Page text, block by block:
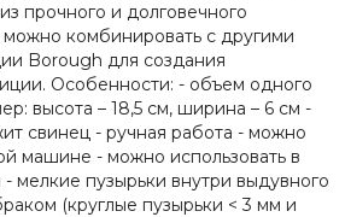
прочного и долговечного
можно комбинировать с другими
Borough для создания
Особенности: - объем одного
высота – 18,5 см, ширина – 6 см -
свинец - ручная работа - можно
машине - можно использовать в
мелкие пузырьки внутри выдувного
(круглые пузырьки < 3 мм и